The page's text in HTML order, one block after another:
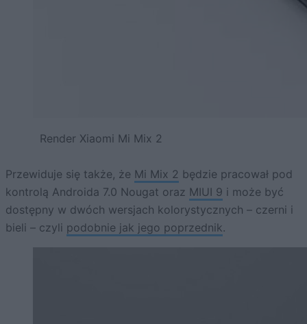
Render Xiaomi Mi Mix 2
Przewiduje się także, że Mi Mix 2 będzie pracował pod
kontrolą Androida 7.0 Nougat oraz MIUI 9 i może być
dostępny w dwóch wersjach kolorystycznych – czerni i
bieli – czyli podobnie jak jego poprzednik.